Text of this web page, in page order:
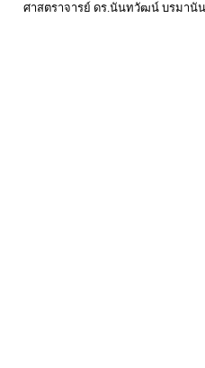
ศาสตราจารย์ ดร.นันทวัฒน์ บรมานั